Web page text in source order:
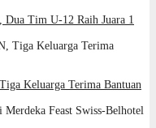
Dua Tim U-12 Raih Juara 1
Keluarga Terima Bantuan